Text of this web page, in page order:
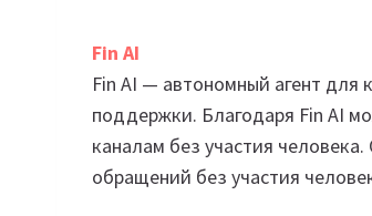
Fin AI
Fin AI — автономный агент для
поддержки. Благодаря Fin AI
каналам без участия
обращений без участия